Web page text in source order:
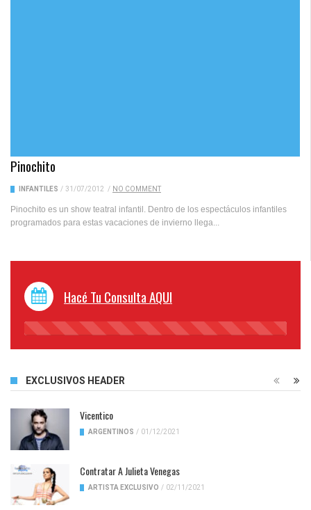
Pinochito
INFANTILES / 31/07/2012 / NO COMMENT
Pinochito es un show teatral infantil. Dentro de los espectáculos infantiles
programados para estas vacaciones de invierno llega...
Hacé Tu Consulta AQUI
45%
EXCLUSIVOS HEADER
Vicentico
ARGENTINOS / 01/12/2021
Contratar A Julieta Venegas
ARTISTA EXCLUSIVO / 02/11/2021